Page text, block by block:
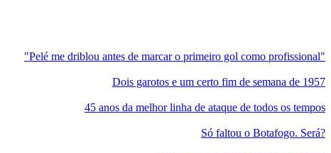
"Pelé me driblou antes de marcar o primeiro gol como profissional"
Dois garotos e um certo fim de semana de 1957
45 anos da melhor linha de ataque de todos os tempos
Só faltou o Botafogo. Será?